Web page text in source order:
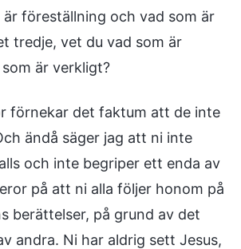
föreställning och vad som är
tredje, vet du vad som är
är verkligt?
förnekar det faktum att de inte
ändå säger jag att ni inte
och inte begriper ett enda av
på att ni alla följer honom på
berättelser, på grund av det
andra. Ni har aldrig sett Jesus,